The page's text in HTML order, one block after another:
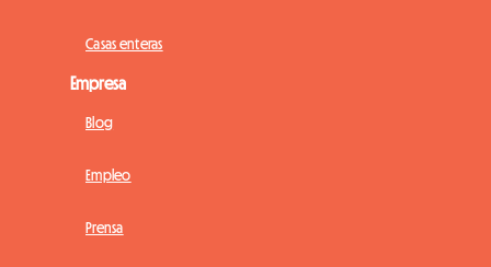
Casas enteras
Empresa
Blog
Empleo
Prensa